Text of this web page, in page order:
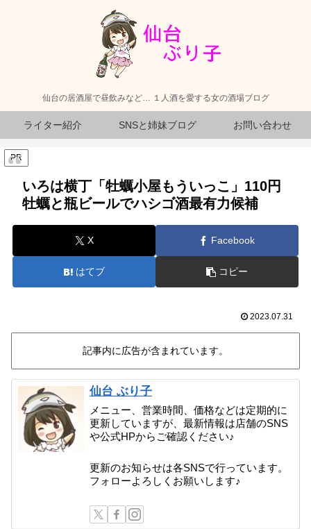
仙台の居酒屋で昼飲みなど… １人酒を愛する女の酒場ブログ
ライター紹介 SNSと姉妹ブログ お問い合わせ
PR
いろは横丁「牡蠣小屋もういっこ」110円
牡蠣と瓶ビールでハシゴ酒最有力候補
X Facebook
はてブ コピー
2023.07.31
記事内に広告が含まれています。
仙台 ぶり子
メニュー、営業時間、価格などは定期的に
更新していますが、最新情報は店舗のSNS
や公式HPからご確認ください♪
更新のお知らせは各SNSで行っています。
フォローよろしくお願いします♪